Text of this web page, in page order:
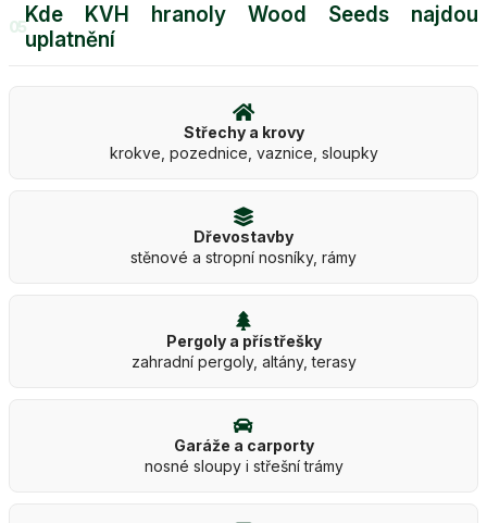
05Kde KVH hranoly Wood Seeds najdou
uplatnění
Střechy a krovy
krokve, pozednice, vaznice, sloupky
Dřevostavby
stěnové a stropní nosníky, rámy
Pergoly a přístřešky
zahradní pergoly, altány, terasy
Garáže a carporty
nosné sloupy i střešní trámy